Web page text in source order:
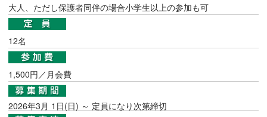
大人、ただし保護者同伴の場合小学生以上の参加も可
12名
1,500円／月会費
2026年3月 1日(日) ～ 定員になり次第締切